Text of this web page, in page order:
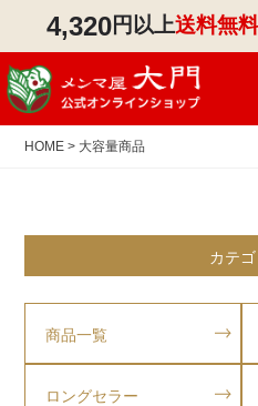
4,320円以上送料無
マイページ／ログイン
業者のお客
HOME 大容量商品
カテ
商品一覧
ロングセラー